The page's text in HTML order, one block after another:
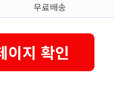
무료배송
이지 확인